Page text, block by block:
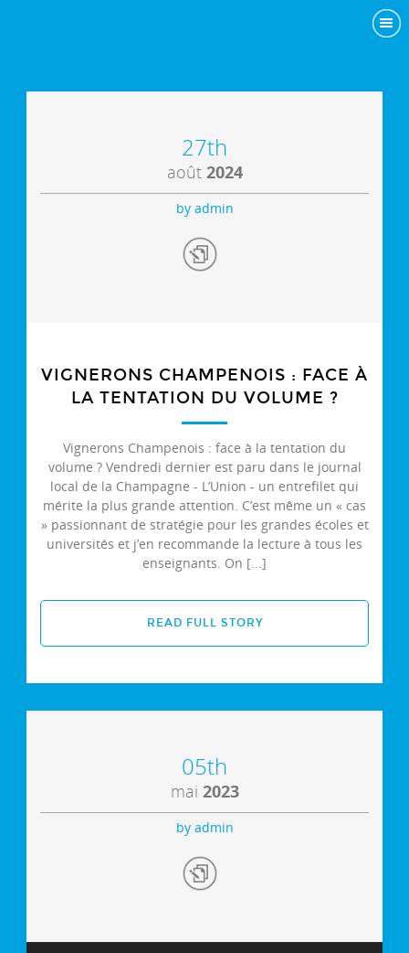
27th
août2024
by admin
VIGNERONS CHAMPENOIS : FACE À
LA TENTATION DU VOLUME ?
Vignerons Champenois : face à la tentation du
volume ? Vendredi dernier est paru dans le journal
local de la Champagne - L’Union - un entrefilet qui
mérite la plus grande attention. C’est même un « cas
» passionnant de stratégie pour les grandes écoles et
universités et j’en recommande la lecture à tous les
enseignants. On [...]
READ FULL STORY
05th
mai 2023
by admin